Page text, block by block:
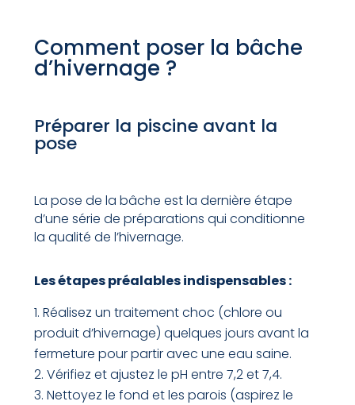
Comment poser la bâche
d’hivernage ?
Préparer la piscine avant la
pose
La pose de la bâche est la dernière étape
d’une série de préparations qui conditionne
la qualité de l’hivernage.
Les étapes préalables indispensables :
Réalisez un traitement choc (chlore ou
produit d’hivernage) quelques jours avant la
fermeture pour partir avec une eau saine.
Vérifiez et ajustez le pH entre 7,2 et 7,4.
Nettoyez le fond et les parois (aspirez le